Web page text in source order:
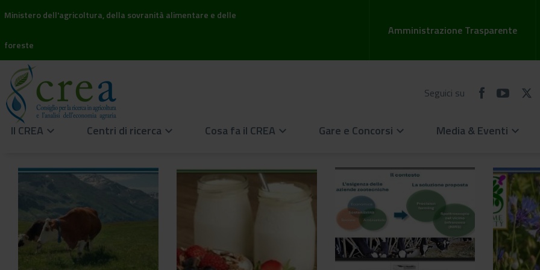
Ministero dell'agricoltura, della sovranità alimentare e delle
foreste
Amministrazione Trasparente
Seguici su
Il CREA keyboard_arrow_down Centri di ricerca keyboard_arrow_down Cosa fa il CREA keyboard_arrow_down Gare e Concorsi keyboard_arrow_down Media & Eventi keyboard_arrow_down